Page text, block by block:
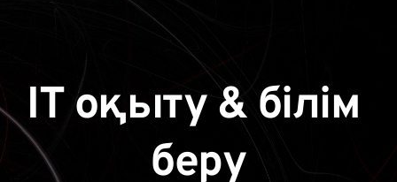
IT оқыту & білім
беру